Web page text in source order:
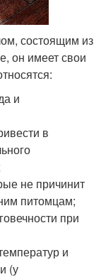
состоящим из
он имеет свои
и
в
не причинит
питомцам;
при
и
(у